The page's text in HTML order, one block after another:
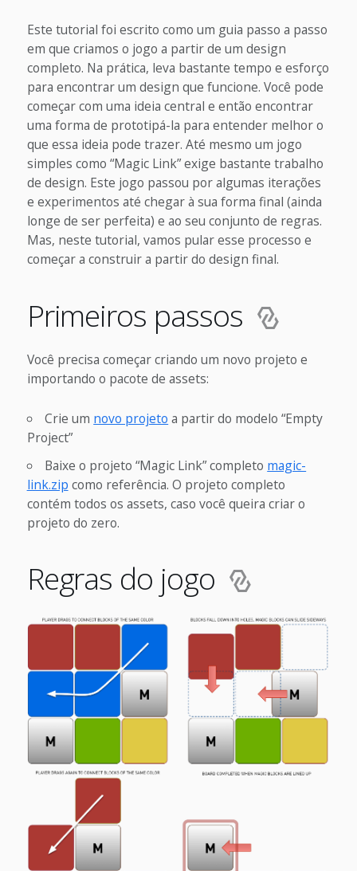
Este tutorial foi escrito como um guia passo a passo
em que criamos o jogo a partir de um design
completo. Na prática, leva bastante tempo e esforço
para encontrar um design que funcione. Você pode
começar com uma ideia central e então encontrar
uma forma de prototipá-la para entender melhor o
que essa ideia pode trazer. Até mesmo um jogo
simples como “Magic Link” exige bastante trabalho
de design. Este jogo passou por algumas iterações
e experimentos até chegar à sua forma final (ainda
longe de ser perfeita) e ao seu conjunto de regras.
Mas, neste tutorial, vamos pular esse processo e
começar a construir a partir do design final.
Primeiros passos
Você precisa começar criando um novo projeto e
importando o pacote de assets:
Crie um novo projeto a partir do modelo “Empty
Project”
Baixe o projeto “Magic Link” completo magic-
link.zip como referência. O projeto completo
contém todos os assets, caso você queira criar o
projeto do zero.
Regras do jogo